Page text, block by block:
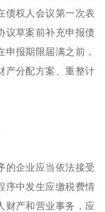
债权人会议第一次表
议草案前补充申报债
报期限届满之前，
产分配方案、重整计
的企业应当依法接受
序中发生应缴税费情
财产和营业事务，应